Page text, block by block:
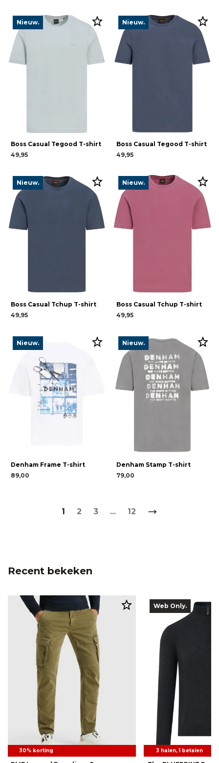
Nieuw.
Boss Casual Tegood T-shirt
49,95
Nieuw.
Boss Casual Tegood T-shirt
49,95
Nieuw.
Boss Casual Tchup T-shirt
49,95
Nieuw.
Boss Casual Tchup T-shirt
49,95
Nieuw.
Denham Frame T-shirt
89,00
Nieuw.
Denham Stamp T-shirt
79,00
1 2 3 ... 12
Recent bekeken
30% korting
Web Only.
3 halen, 1 betalen